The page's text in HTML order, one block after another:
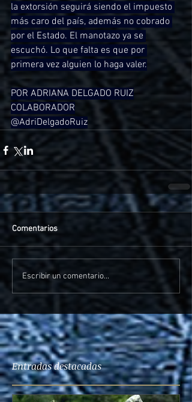
la extorsión seguirá siendo el impuesto
más caro del país, además no cobrado
por el Estado. El manotazo ya se
escuchó. Lo que falta es que por
primera vez alguien lo haga valer.
POR ADRIANA DELGADO RUIZ
COLABORADOR
@AdriDelgadoRuiz
Comentarios
Escribir un comentario...
Entradas destacadas